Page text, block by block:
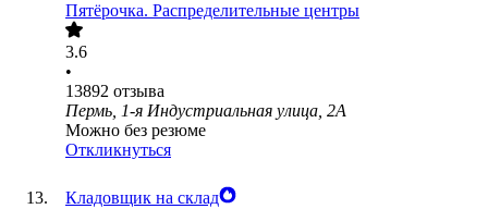
Пятёрочка. Распределительные центры
3.6
•
13892 отзыва
Пермь, 1-я Индустриальная улица, 2А
Можно без резюме
Откликнуться
Кладовщик на склад